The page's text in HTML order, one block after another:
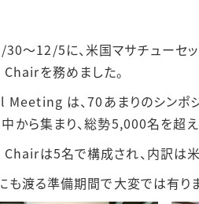
～12/5に、米国マサチューセ
を務めました。
Meeting は、70あまりのシンポ
から集まり、総勢5,000名を超え
は5名で構成され、内訳は米
も渡る準備期間で大変では有り